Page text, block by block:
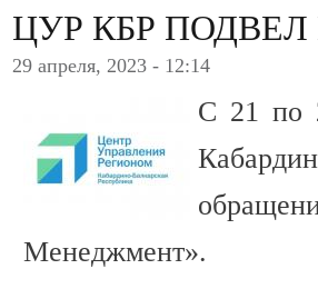
ЦУР КБР
29 апреля, 2023 - 12:14
С 21 по
Менеджмент».